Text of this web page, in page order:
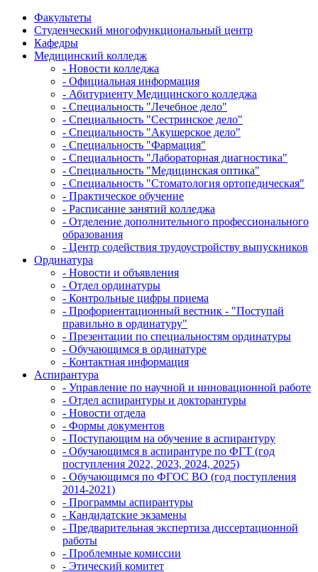
Факультеты
Студенческий многофункциональный центр
Кафедры
Медицинский колледж
- Новости колледжа
- Официальная информация
- Абитуриенту Медицинского колледжа
- Специальность "Лечебное дело"
- Специальность "Сестринское дело"
- Специальность "Акушерское дело"
- Специальность "Фармация"
- Специальность "Лабораторная диагностика"
- Специальность "Медицинская оптика"
- Специальность "Стоматология ортопедическая"
- Практическое обучение
- Расписание занятий колледжа
- Отделение дополнительного профессионального
образования
- Центр содействия трудоустройству выпускников
Ординатура
- Новости и объявления
- Отдел ординатуры
- Контрольные цифры приема
- Профориентационный вестник - "Поступай
правильно в ординатуру"
- Презентации по специальностям ординатуры
- Обучающимся в ординатуре
- Контактная информация
Аспирантура
- Управление по научной и инновационной работе
- Отдел аспирантуры и докторантуры
- Новости отдела
- Формы документов
- Поступающим на обучение в аспирантуру
- Обучающимся в аспирантуре по ФГТ (год
поступления 2022, 2023, 2024, 2025)
- Обучающимся по ФГОС ВО (год поступления
2014-2021)
- Программы аспирантуры
- Кандидатские экзамены
- Предварительная экспертиза диссертационной
работы
- Проблемные комиссии
- Этический комитет